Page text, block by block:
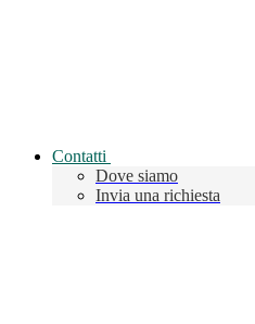
Contatti
Dove siamo
Invia una richiesta